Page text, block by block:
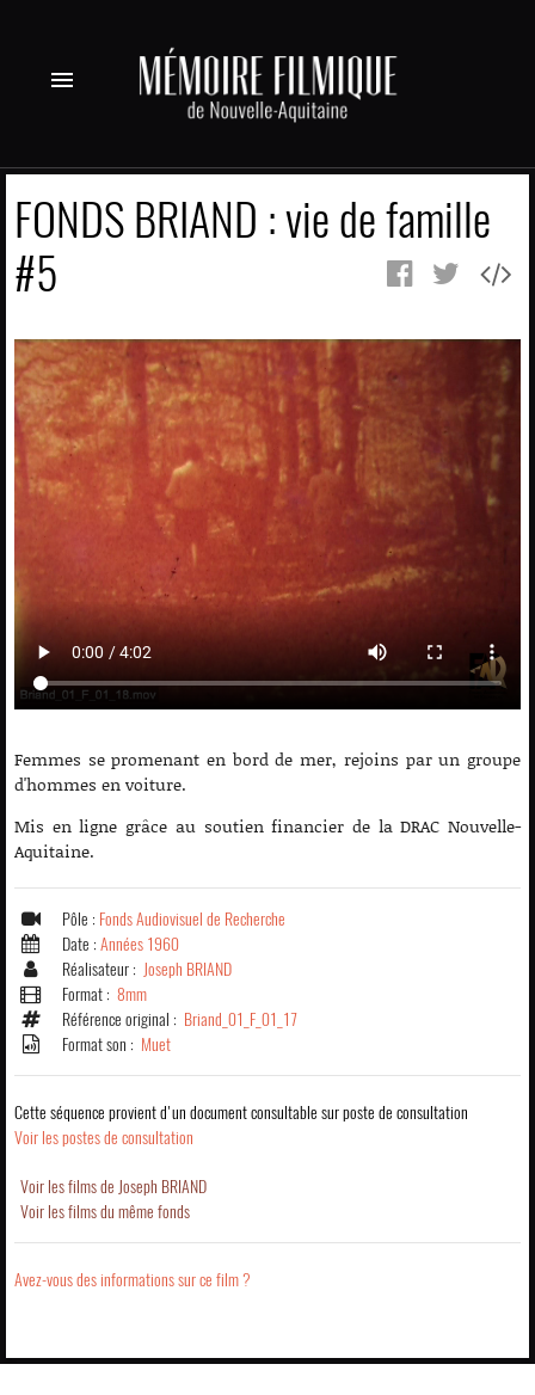
menu
FONDS BRIAND : vie de famille
#5
Femmes se promenant en bord de mer, rejoins par un groupe
d'hommes en voiture.
Mis en ligne grâce au soutien financier de la DRAC Nouvelle-
Aquitaine.
Pôle : Fonds Audiovisuel de Recherche
Date : Années 1960
Réalisateur : Joseph BRIAND
Format : 8mm
Référence original : Briand_01_F_01_17
Format son : Muet
Cette séquence provient d'un document consultable sur poste de consultation
Voir les postes de consultation
Voir les films de Joseph BRIAND
Voir les films du même fonds
Avez-vous des informations sur ce film ?